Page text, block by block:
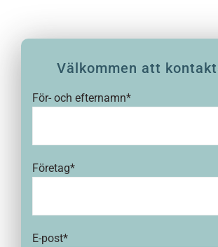
Välkommen att
För- och efternamn*
Företag*
E-post*